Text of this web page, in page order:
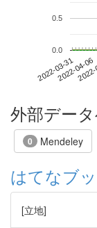
2022-03-312022-04-06
0.0
0.5
外部デー
0 Mendeley
はてなブ
[立地]